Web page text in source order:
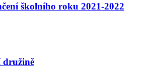
školního roku 2021-2022
družině